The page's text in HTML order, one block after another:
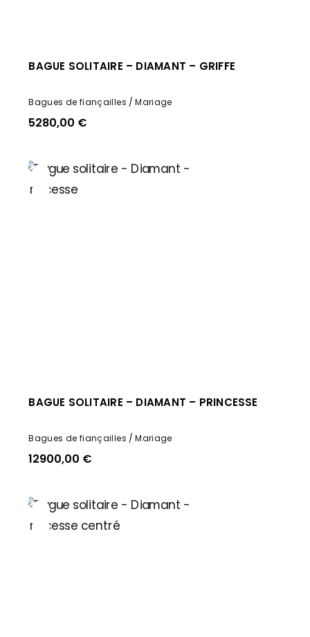
BAGUE SOLITAIRE – DIAMANT – GRIFFE
Bagues de fiançailles Mariage
5280,00 €
BAGUE SOLITAIRE – DIAMANT – PRINCESSE
Bagues de fiançailles Mariage
12900,00 €